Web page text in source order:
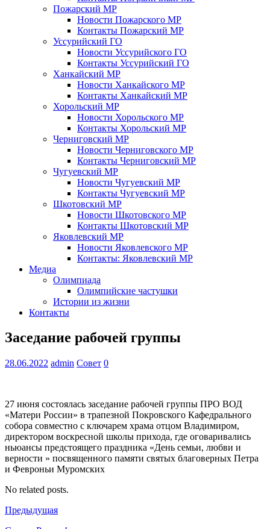
Пожарский МР
Новости Пожарского МР
Контакты Пожарский МР
Уссурийский ГО
Новости Уссурийского ГО
Контакты Уссурийский ГО
Ханкайский МР
Новости Ханкайского МР
Контакты Ханкайский МР
Хорольский МР
Новости Хорольского МР
Контакты Хорольский МР
Черниговский МР
Новости Черниговского МР
Контакты Черниговский МР
Чугуевский МР
Новости Чугуевский МР
Контакты Чугуевский МР
Шкотовский МР
Новости Шкотовского МР
Контакты Шкотовский МР
Яковлевский МР
Новости Яковлевского МР
Контакты: Яковлевский МР
Медиа
Олимпиада
Олимпийские частушки
Истории из жизни
Контакты
Заседание рабочей группы
28.06.2022 admin Совет 0
27 июня состоялась заседание рабочей группы ПРО ВОД
«Матери России» в трапезной Покровского Кафедрального
собора совместно с ключарем храма отцом Владимиром,
директором воскресной школы прихода, где оговаривались
ньюансы предстоящего праздника «День семьи, любви и
верности » посвященного памяти святых благоверных Петра
и Февроньи Муромских
No related posts.
Предыдущая